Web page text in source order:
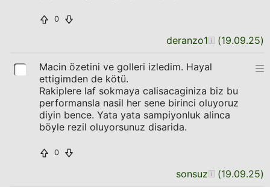
0
deranzo1 (19.09.25)
Macin özetini ve golleri izledim. Hayal
ettigimden de kötü.
Rakiplere laf sokmaya calisacaginiza biz bu
performansla nasil her sene birinci oluyoruz
diyin bence. Yata yata sampiyonluk alinca
böyle rezil oluyorsunuz disarida.
0
sonsuz (19.09.25)